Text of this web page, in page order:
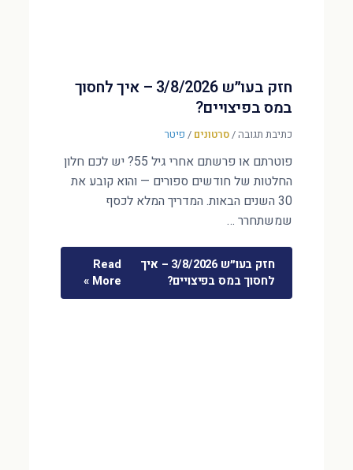
חזק בעו״ש 3/8/2026 – איך לחסוך
במס בפיצויים?
כתיבת תגובה/סרטונים / פיטר
פוטרתם או פרשתם אחרי גיל 55? יש לכם חלון
החלטות של חודשים ספורים — והוא קובע את
30 השנים הבאות. המדריך המלא לכסף
שמשתחרר …
חזק בעו״ש 3/8/2026 – איך
לחסוך במס בפיצויים?
Read
More »